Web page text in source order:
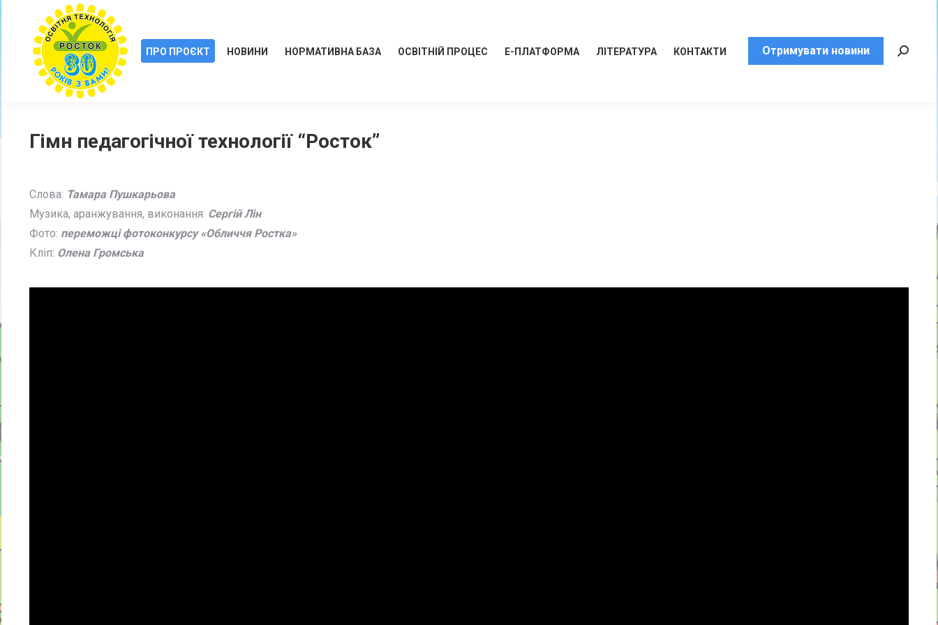
ПРО ПРОЄКТ НОВИНИ НОРМАТИВНА БАЗА ОСВІТНІЙ ПРОЦЕС Е-ПЛАТФОРМА ЛІТЕРАТУРА КОНТАКТИ Отримувати новини Пошук:
Гімн педагогічної технології “Росток”
Слова: Тамара Пушкарьова
Музика, аранжування, виконання: Сергій Лін
Фото: переможці фотоконкурсу «Обличчя Ростка»
Кліп: Олена Громська